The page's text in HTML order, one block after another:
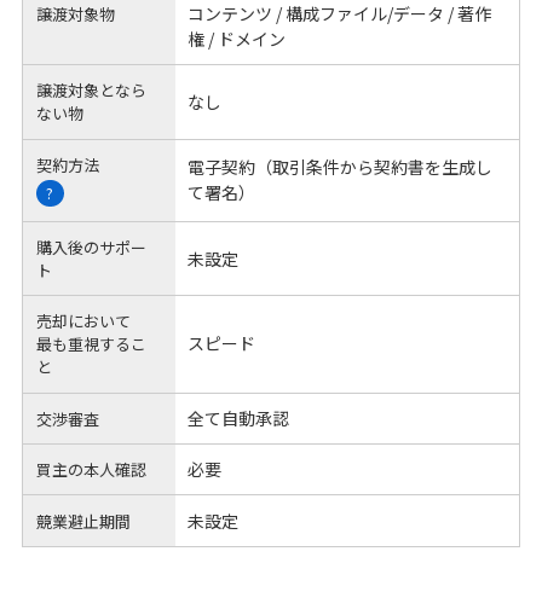
譲渡対象物
コンテンツ / 構成ファイル/データ / 著作
権 / ドメイン
譲渡対象となら
ない物
なし
契約方法
?
電子契約（取引条件から契約書を生成し
て署名）
購入後のサポー
ト
未設定
売却において
最も重視するこ
と
スピード
交渉審査 全て自動承認
買主の本人確認 必要
競業避止期間 未設定